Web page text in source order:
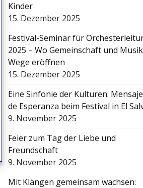
Kinder
15. Dezember 2025
Festival-Seminar für
2025 – Wo Gemeinschaft und
Wege eröffnen
15. Dezember 2025
Eine Sinfonie der Kulturen:
de Esperanza beim Festival in El
9. November 2025
Feier zum Tag der Liebe und
Freundschaft
9. November 2025
Mit Klängen gemeinsam wachsen: